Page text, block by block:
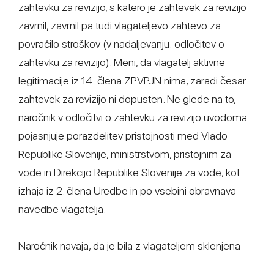
zahtevku za revizijo, s katero je zahtevek za revizijo
zavrnil, zavrnil pa tudi vlagateljevo zahtevo za
povračilo stroškov (v nadaljevanju: odločitev o
zahtevku za revizijo). Meni, da vlagatelj aktivne
legitimacije iz 14. člena ZPVPJN nima, zaradi česar
zahtevek za revizijo ni dopusten. Ne glede na to,
naročnik v odločitvi o zahtevku za revizijo uvodoma
pojasnjuje porazdelitev pristojnosti med Vlado
Republike Slovenije, ministrstvom, pristojnim za
vode in Direkcijo Republike Slovenije za vode, kot
izhaja iz 2. člena Uredbe in po vsebini obravnava
navedbe vlagatelja.
Naročnik navaja, da je bila z vlagateljem sklenjena